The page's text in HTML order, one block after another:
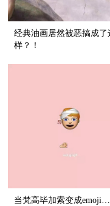
经典油画居然被恶搞成了
样？！
当梵高毕加索变成